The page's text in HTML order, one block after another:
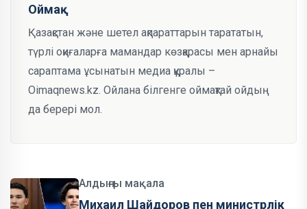
Оймақ
Қазақстан және шетел ақпараттарын тарататын,
түрлі оқиғаларға мамандар көзқарасы мен арнайы
сараптама ұсынатын медиа құралы –
Oimaqnews.kz. Ойлана білгенге оймақтай ойдың
да берері мол.
Алдыңғы мақала
Михаил Шайдоров пен министрлік